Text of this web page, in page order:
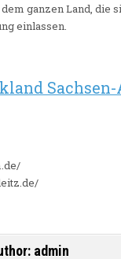
ganzen Land, die
einlassen.
admin